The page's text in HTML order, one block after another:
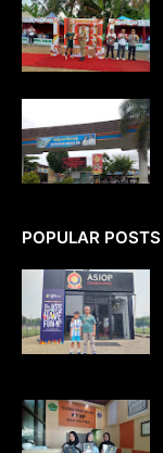
POPULAR POSTS